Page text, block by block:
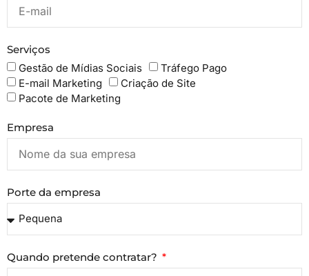
Serviços
Gestão de Mídias Sociais
Tráfego Pago
E-mail Marketing
Criação de Site
Pacote de Marketing
Empresa
Porte da empresa
Quando pretende contratar?